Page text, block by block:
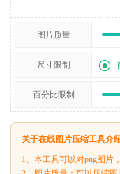
图片质量
尺寸限制
百分比限制
关于在线图片压缩工具介
1、本工具可以对png图片